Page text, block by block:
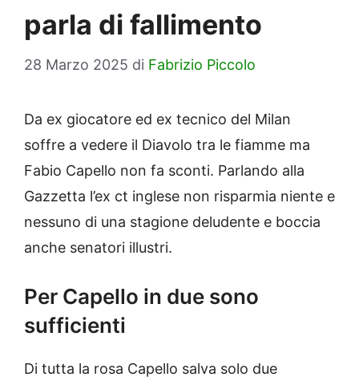
parla di fallimento
28 Marzo 2025 di Fabrizio Piccolo
Da ex giocatore ed ex tecnico del Milan
soffre a vedere il Diavolo tra le fiamme ma
Fabio Capello non fa sconti. Parlando alla
Gazzetta l’ex ct inglese non risparmia niente e
nessuno di una stagione deludente e boccia
anche senatori illustri.
Per Capello in due sono
sufficienti
Di tutta la rosa Capello salva solo due